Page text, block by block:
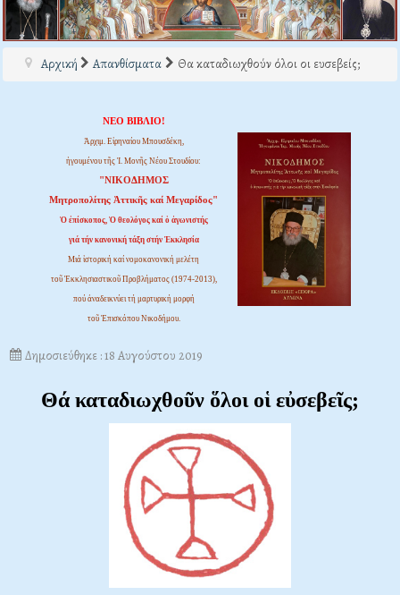
Αρχική Απανθίσματα Θα καταδιωχθούν όλοι οι ευσεβείς;
ΝΕΟ ΒΙΒΛΙΟ!
Ἀρχιμ. Εἰρηναίου Μπουσδέκη,
ἡγουμένου τῆς Ἱ. Μονῆς Νέου Στουδίου:
"ΝΙΚΟΔΗΜΟΣ
Μητροπολίτης Ἀττικῆς καί Μεγαρίδος"
Ὁ ἐπίσκοπος, Ὁ θεολόγος καί ὁ ἀγωνιστής
γιά τήν κανονική τάξη στήν Ἐκκλησία
Μιά ἱστορική καί νομοκανονική μελέτη
τοῦ Ἐκκλησιαστικοῦ Προβλήματος (1974-2013),
πού ἀναδεικνύει τή μαρτυρική μορφή
τοῦ Ἐπισκόπου Νικοδήμου.
Δημοσιεύθηκε : 18 Αυγούστου 2019
Θά καταδιωχθοῦν ὅλοι οἱ εὐσεβεῖς;